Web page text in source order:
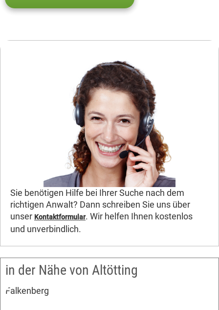
Sie benötigen Hilfe bei Ihrer Suche nach dem
richtigen Anwalt? Dann schreiben Sie uns über
unser Kontaktformular. Wir helfen Ihnen kostenlos
und unverbindlich.
in der Nähe von Altötting
Falkenberg